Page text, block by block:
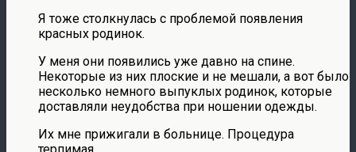
Я тоже столкнулась с проблемой появления
красных родинок.
У меня они появились уже давно на спине.
Некоторые из них плоские и не мешали, а вот было
несколько немного выпуклых родинок, которые
доставляли неудобства при ношении одежды.
Их мне прижигали в больнице. Процедура
терпимая.